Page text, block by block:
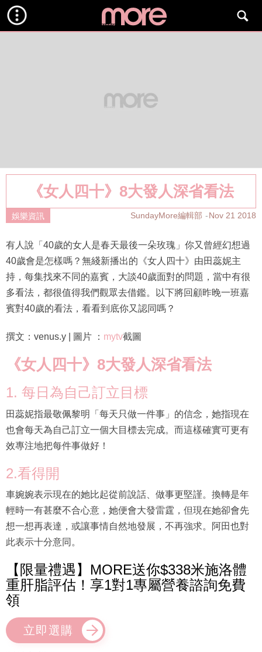
《女人四十》8大發人深省看法
娛樂資訊 SundayMore編輯部 Nov 21 2018
有人說「40歲的女人是春天最後一朵玫瑰」你又曾經幻想過
40歲會是怎樣嗎？無綫新播出的《女人四十》由田蕊妮主
持，每集找來不同的嘉賓，大談40歲面對的問題，當中有很
多看法，都很值得我們觀眾去借鑑。以下將回顧昨晚一班嘉
賓對40歲的看法，看看到底你又認同嗎？
《女人四十》8大發人深省看法
1. 每日為自己訂立目標
也會每天為自己訂立一個大目標去完成。而這樣確實可更有
效專注地把每件事做好！
2.看得開
輕時一有甚麼不合心意，她便會大發雷霆，但現在她卻會先
想一想再表達，或讓事情自然地發展，不再強求。阿田也對
此表示十分意同。
【限量禮遇】MORE送你$338米施洛體
重肝脂評估！享1對1專屬營養諮詢免費
領
立即選購